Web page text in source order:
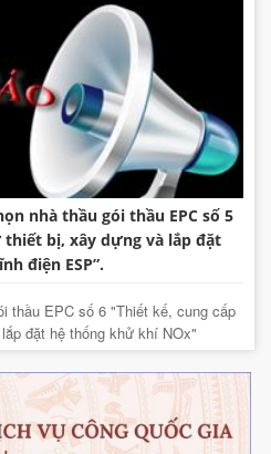
nhà thầu gói thầu EPC số 5
thiết bị, xây dựng và lắp đặt
điện ESP”.
thầu EPC số 6 "Thiết kế, cung cấp
đặt hệ thống khử khí NOx"